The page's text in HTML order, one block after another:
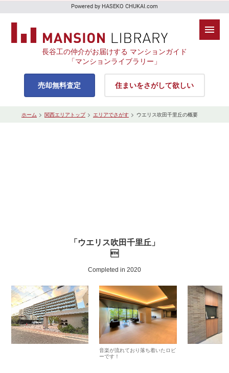
Powered by HASEKO CHUKAI.com
長谷工の仲介がお届けする マンションガイド
「マンションライブラリー」
売却無料査定 住まいをさがして欲しい
ホーム 関西エリアトップ エリアでさがす ウエリス吹田千里丘の概要
「ウエリス吹田千里丘」

Completed in 2020
音楽が流れており落ち着いたロビ
ーです！